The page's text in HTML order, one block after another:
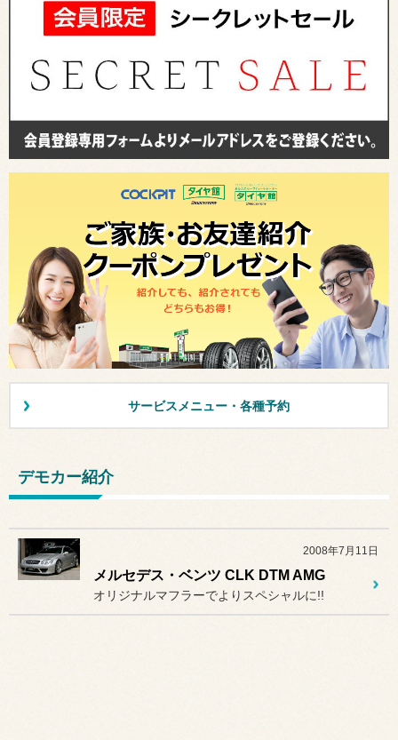
サービスメニュー・各種予約
デモカー紹介
2008年7月11日
メルセデス・ベンツ CLK DTM AMG
オリジナルマフラーでよりスペシャルに!!